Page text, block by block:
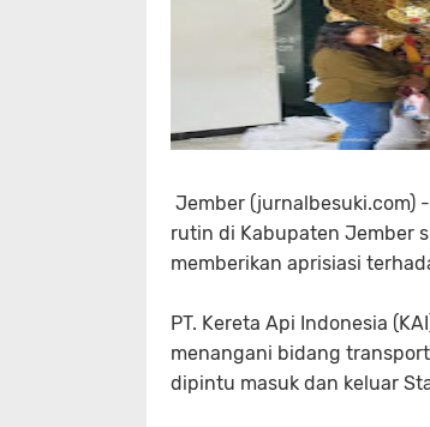
Jember (jurnalbesuki.com)
rutin di Kabupaten Jember
memberikan aprisiasi
PT. Kereta Api Indonesia
menangani bidang
dipintu masuk dan keluar